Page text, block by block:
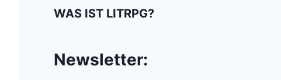
WAS IST LITRPG?
Newsletter: